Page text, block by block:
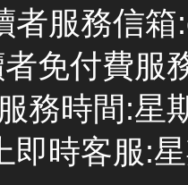
者服務信
免付費服
務時間:星
即時客服: